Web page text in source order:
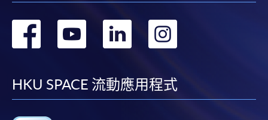
轉
facebook
轉
youtube
轉
linkedin
轉
HKU SPACE 流動應用程式